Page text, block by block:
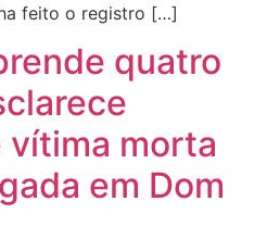
feito o registro […]
quatro
vítima morta
em Dom